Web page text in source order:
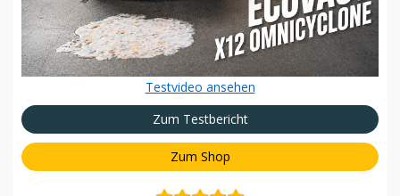
Testvideo ansehen
Zum Testbericht
Zum Shop